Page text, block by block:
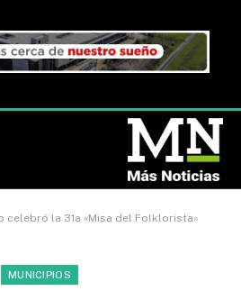
celebró la 31a «Misa del Folklorista»
MUNICIPIOS